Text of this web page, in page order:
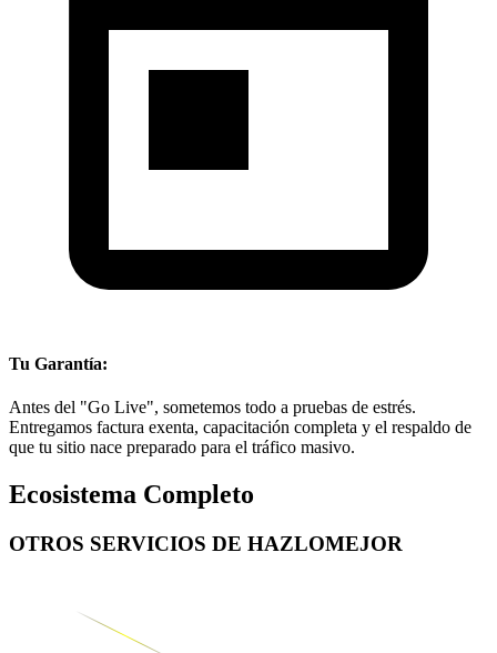
Tu Garantía:
Antes del "Go Live", sometemos todo a pruebas de estrés.
Entregamos factura exenta, capacitación completa y el respaldo de
que tu sitio nace preparado para el tráfico masivo.
Ecosistema Completo
OTROS SERVICIOS DE HAZLOMEJOR